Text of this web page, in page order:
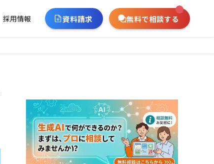
採用情報 資料請求 無料で相談する